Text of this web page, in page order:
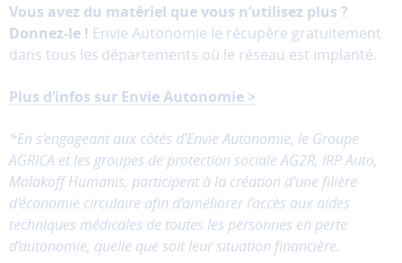
Vous avez du matériel que vous n’utilisez plus ?
Donnez-le ! Envie Autonomie le récupère gratuitement
dans tous les départements où le réseau est implanté.
Plus d’infos sur Envie Autonomie >
*En s’engageant aux côtés d'Envie Autonomie, le Groupe
AGRICA et les groupes de protection sociale AG2R, IRP Auto,
Malakoff Humanis, participent à la création d'une filière
d’économie circulaire afin d'améliorer l’accès aux aides
techniques médicales de toutes les personnes en perte
d’autonomie, quelle que soit leur situation financière.
de
partage
(réseaux
Ces
permettent
de
faire
fonctionner
les
partages
vers